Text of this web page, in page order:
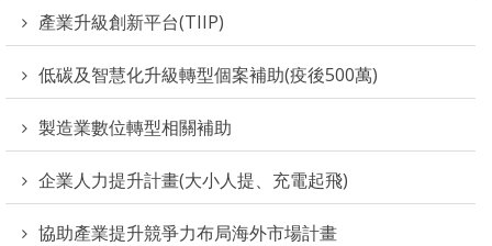
產業升級創新平台(TIIP)
低碳及智慧化升級轉型個案補助(疫後500萬)
製造業數位轉型相關補助
企業人力提升計畫(大小人提、充電起飛)
協助產業提升競爭力布局海外市場計畫